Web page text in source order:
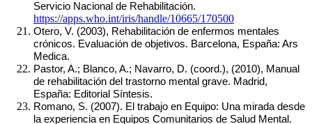
https://apps.who.int/iris/handle/10665/170500
Otero, V. (2003), Rehabilitación de enfermos mentales
crónicos. Evaluación de objetivos. Barcelona, España: Ars
Medica.
Pastor, A.; Blanco, A.; Navarro, D. (coord.), (2010), Manual
de rehabilitación del trastorno mental grave. Madrid,
España: Editorial Síntesis.
Romano, S. (2007). El trabajo en Equipo: Una mirada desde